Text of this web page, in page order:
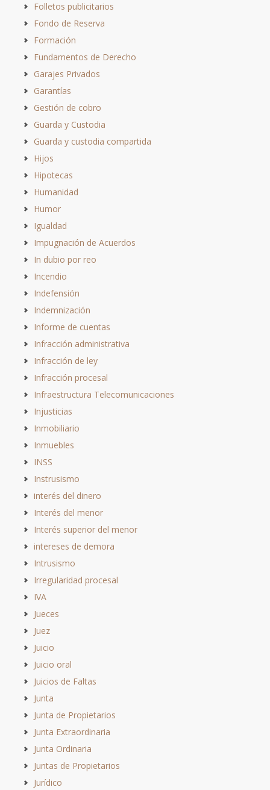
Folletos publicitarios
Fondo de Reserva
Formación
Fundamentos de Derecho
Garajes Privados
Garantías
Gestión de cobro
Guarda y Custodia
Guarda y custodia compartida
Hijos
Hipotecas
Humanidad
Humor
Igualdad
Impugnación de Acuerdos
In dubio por reo
Incendio
Indefensión
Indemnización
Informe de cuentas
Infracción administrativa
Infracción de ley
Infracción procesal
Infraestructura Telecomunicaciones
Injusticias
Inmobiliario
Inmuebles
INSS
Instrusismo
interés del dinero
Interés del menor
Interés superior del menor
intereses de demora
Intrusismo
Irregularidad procesal
IVA
Jueces
Juez
Juicio
Juicio oral
Juicios de Faltas
Junta
Junta de Propietarios
Junta Extraordinaria
Junta Ordinaria
Juntas de Propietarios
Jurídico